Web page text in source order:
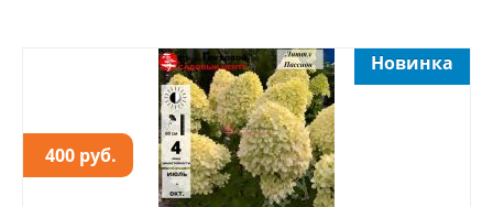
400 руб.
Новинка